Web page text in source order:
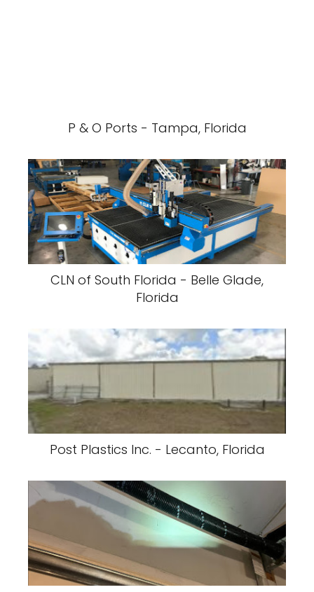
P & O Ports - Tampa, Florida
CLN of South Florida - Belle Glade,
Florida
Post Plastics Inc. - Lecanto, Florida